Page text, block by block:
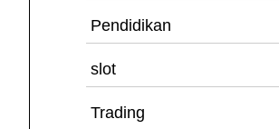
Pendidikan
slot
Trading